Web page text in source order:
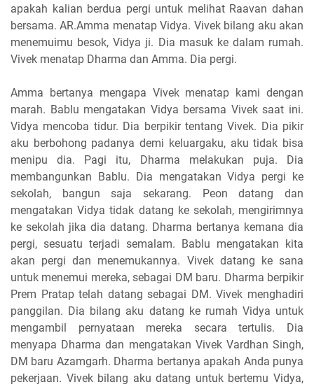
apakah kalian berdua pergi untuk melihat Raavan dahan
bersama. AR.Amma menatap Vidya. Vivek bilang aku akan
menemuimu besok, Vidya ji. Dia masuk ke dalam rumah.
Vivek menatap Dharma dan Amma. Dia pergi.
Amma bertanya mengapa Vivek menatap kami dengan
marah. Bablu mengatakan Vidya bersama Vivek saat ini.
Vidya mencoba tidur. Dia berpikir tentang Vivek. Dia pikir
aku berbohong padanya demi keluargaku, aku tidak bisa
menipu dia. Pagi itu, Dharma melakukan puja. Dia
membangunkan Bablu. Dia mengatakan Vidya pergi ke
sekolah, bangun saja sekarang. Peon datang dan
mengatakan Vidya tidak datang ke sekolah, mengirimnya
ke sekolah jika dia datang. Dharma bertanya kemana dia
pergi, sesuatu terjadi semalam. Bablu mengatakan kita
akan pergi dan menemukannya. Vivek datang ke sana
untuk menemui mereka, sebagai DM baru. Dharma berpikir
Prem Pratap telah datang sebagai DM. Vivek menghadiri
panggilan. Dia bilang aku datang ke rumah Vidya untuk
mengambil pernyataan mereka secara tertulis. Dia
menyapa Dharma dan mengatakan Vivek Vardhan Singh,
DM baru Azamgarh. Dharma bertanya apakah Anda punya
pekerjaan. Vivek bilang aku datang untuk bertemu Vidya,